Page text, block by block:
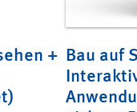
+ Bau auf